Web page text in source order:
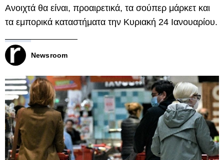
Ανοιχτά θα είναι, προαιρετικά, τα σούπερ μάρκετ και
τα εμπορικά καταστήματα την Κυριακή 24 Ιανουαρίου.
Newsroom